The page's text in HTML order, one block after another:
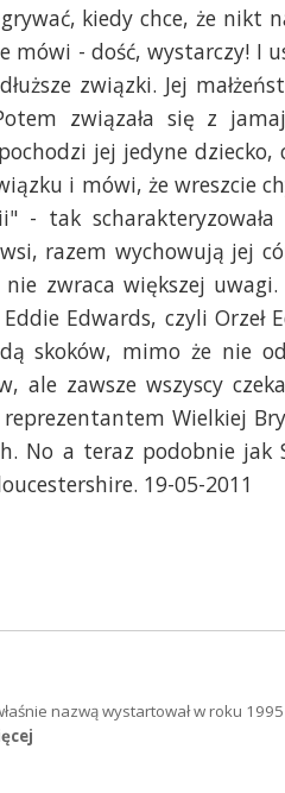
kiedy chce, że nikt
mówi - dość, wystarczy! I
związki. Jej
związała się z
jej jedyne dziecko,
i mówi, że wreszcie
- tak scharakteryzowała
razem wychowują jej
zwraca większej uwagi.
Edwards, czyli Orzeł
skoków, mimo że nie
ale zawsze wszyscy
Wielkiej
No a teraz podobnie jak
19-05-2011
nazwą wystartował w roku